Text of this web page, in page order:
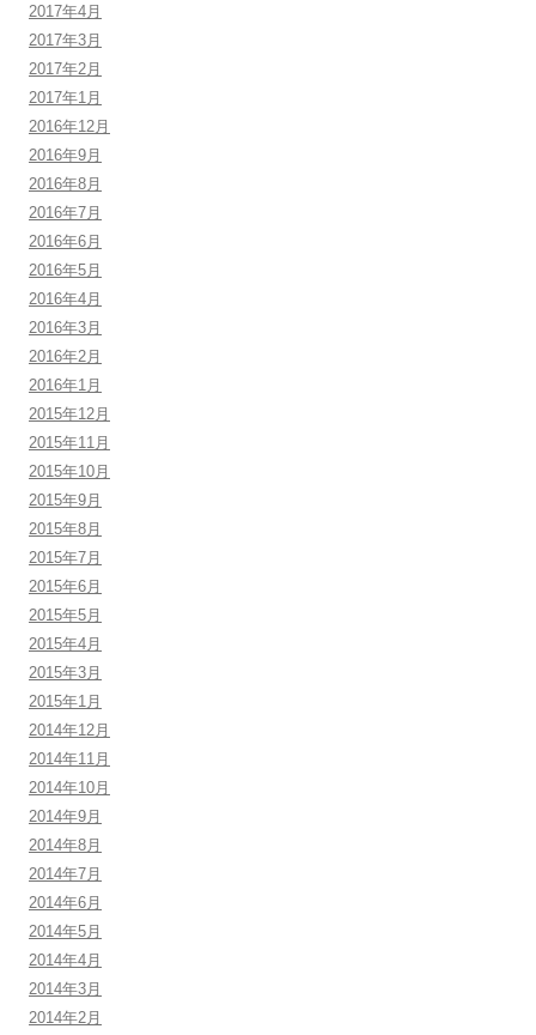
2017年4月
2017年3月
2017年2月
2017年1月
2016年12月
2016年9月
2016年8月
2016年7月
2016年6月
2016年5月
2016年4月
2016年3月
2016年2月
2016年1月
2015年12月
2015年11月
2015年10月
2015年9月
2015年8月
2015年7月
2015年6月
2015年5月
2015年4月
2015年3月
2015年1月
2014年12月
2014年11月
2014年10月
2014年9月
2014年8月
2014年7月
2014年6月
2014年5月
2014年4月
2014年3月
2014年2月